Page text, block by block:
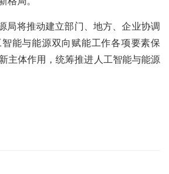
局将推动建立部门、地方、企业协调
能与能源双向赋能工作各项要素保
主体作用，统筹推进人工智能与能源